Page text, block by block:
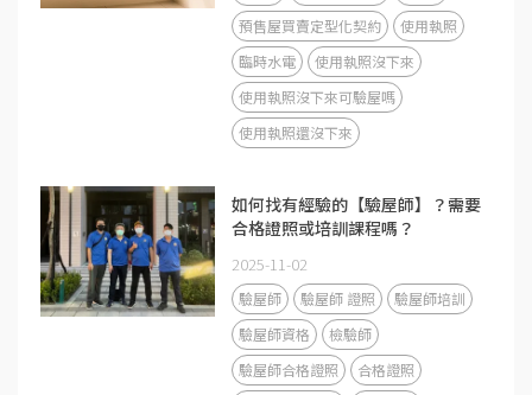
預售屋買賣定型化契約
使用執照
臨時水電
使用執照沒下來
使用執照沒下來可驗屋嗎
使用執照還沒下來
如何找有經驗的【驗屋師】？需要
合格證照或培訓課程嗎？
2025-11-02
驗屋師 驗屋師 證照
驗屋師培訓
驗屋師資格
檢驗師
驗屋師合格證照
合格證照